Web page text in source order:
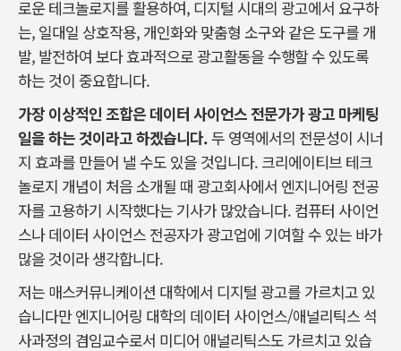
로운 테크놀로지를 활용하여, 디지털 시대의 광고에서 요구하
는, 일대일 상호작용, 개인화와 맞춤형 소구와 같은 도구를 개
발, 발전하여 보다 효과적으로 광고활동을 수행할 수 있도록
하는 것이 중요합니다.
가장 이상적인 조합은 데이터 사이언스 전문가가 광고 마케팅
일을 하는 것이라고 하겠습니다.두 영역에서의 전문성이 시너
지 효과를 만들어 낼 수도 있을 것입니다. 크리에이티브 테크
놀로지 개념이 처음 소개될 때 광고회사에서 엔지니어링 전공
자를 고용하기 시작했다는 기사가 많았습니다. 컴퓨터 사이언
스나 데이터 사이언스 전공자가 광고업에 기여할 수 있는 바가
많을 것이라 생각합니다.
저는 매스커뮤니케이션 대학에서 디지털 광고를 가르치고 있
습니다만 엔지니어링 대학의 데이터 사이언스/애널리틱스 석
사과정의 겸임교수로서 미디어 애널리틱스도 가르치고 있습